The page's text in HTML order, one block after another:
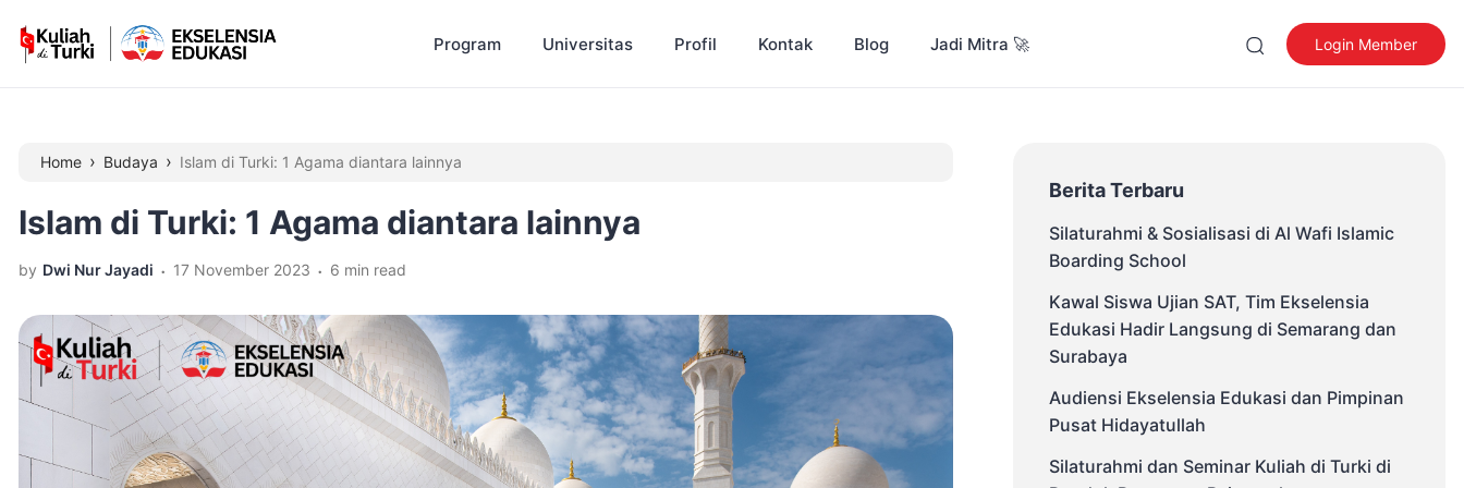
Login Member
Program Universitas Profil Kontak Blog Jadi Mitra 🚀
Home › Budaya › Islam di Turki: 1 Agama diantara lainnya
Islam di Turki: 1 Agama diantara lainnya
by Dwi Nur Jayadi . 17 November 2023 . 6 min read
Berita Terbaru
Silaturahmi & Sosialisasi di Al Wafi Islamic
Boarding School
Kawal Siswa Ujian SAT, Tim Ekselensia
Edukasi Hadir Langsung di Semarang dan
Surabaya
Audiensi Ekselensia Edukasi dan Pimpinan
Pusat Hidayatullah
Silaturahmi dan Seminar Kuliah di Turki di